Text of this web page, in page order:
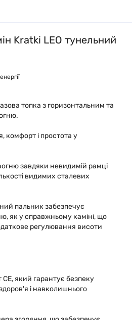
Kratki LEO тунельний
топка з горизонтальним та
комфорт і простота у
завдяки невидимій рамці
видимих сталевих
пальник забезпечує
як у справжньому каміні, що
регулювання висоти
СЕ, який гарантує безпеку
і навколишнього